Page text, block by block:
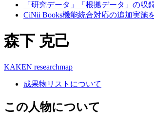
「研究データ」「根拠データ」の収
CiNii Books機能統合対応の追加実施
森下 克己
KAKEN researchmap
成果物リストについて
この人物について